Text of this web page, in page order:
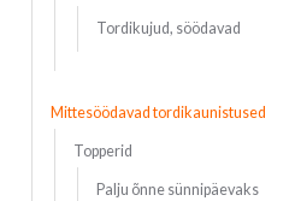
Tordikujud, söödavad
Mittesöödavad tordikaunistused
Topperid
Palju õnne sünnipäevaks